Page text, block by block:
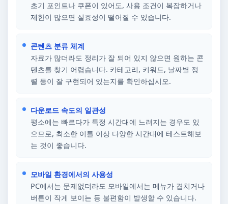
초기 포인트나 쿠폰이 있어도, 사용 조건이 복잡하거나
제한이 많으면 실효성이 떨어질 수 있습니다.
콘텐츠 분류 체계
자료가 많더라도 정리가 잘 되어 있지 않으면 원하는 콘
텐츠를 찾기 어렵습니다. 카테고리, 키워드, 날짜별 정
렬 등이 잘 구현되어 있는지를 확인하십시오.
다운로드 속도의 일관성
평소에는 빠르다가 특정 시간대에 느려지는 경우도 있
으므로, 최소한 이틀 이상 다양한 시간대에 테스트해보
는 것이 좋습니다.
모바일 환경에서의 사용성
PC에서는 문제없더라도 모바일에서는 메뉴가 겹치거나
버튼이 작게 보이는 등 불편함이 발생할 수 있습니다.